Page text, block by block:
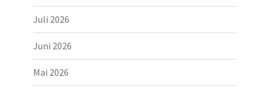
Juli 2026
Juni 2026
Mai 2026